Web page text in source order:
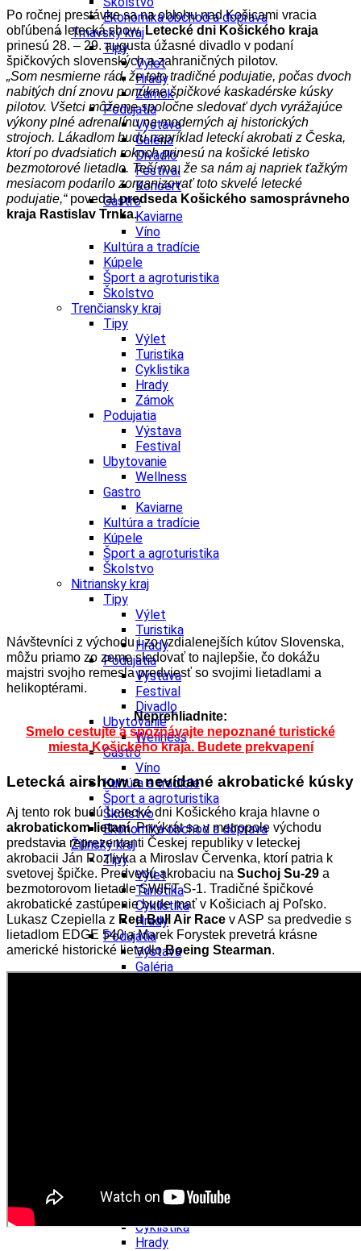
Ekonomika obchod a doprava
Trnavský kraj
Tipy
Výlet
Hrady
Zámok
Podujatia
Výstava
Galéria
Divadlo
Festival
Koncert
Gastro
Kaviarne
Víno
Kultúra a tradície
Kúpele
Šport a agroturistika
Školstvo
Trenčiansky kraj
Tipy
Výlet
Turistika
Cyklistika
Hrady
Zámok
Podujatia
Výstava
Festival
Ubytovanie
Wellness
Gastro
Kaviarne
Kultúra a tradície
Kúpele
Šport a agroturistika
Školstvo
Nitriansky kraj
Tipy
Výlet
Turistika
Hrady
Podujatia
Výstava
Festival
Divadlo
Ubytovanie
Wellness
Gastro
Víno
Kultúra a tradície
Šport a agroturistika
Školstvo
Ekonomika obchod a doprava
Žilinský kraj
Tipy
Výlet
Turistika
Cyklistika
Hrady
Podujatia
Výstava
Galéria
Výlet
Cyklistika
Hrady
Po ročnej prestávke sa na oblohu nad Košicami vracia
obľúbená letecká show. Letecké dni Košického kraja
prinesú 28. – 29. augusta úžasné divadlo v podaní
špičkových slovenských a zahraničných pilotov.
„Som nesmierne rád, že toto tradičné podujatie, počas dvoch
nabitých dní znovu ponúkne špičkové kaskadérske kúsky
pilotov. Všetci môžeme spoločne sledovať dych vyrážajúce
výkony plné adrenalínu na moderných aj historických
strojoch. Lákadlom budú napríklad leteckí akrobati z Česka,
ktorí po dvadsiatich rokoch prinesú na košické letisko
bezmotorové lietadlo. Teší ma, že sa nám aj napriek ťažkým
mesiacom podarilo zorganizovať toto skvelé letecké
podujatie,“povedalpredseda Košického samosprávneho
kraja Rastislav Trnka.
Návštevníci z východu i zo vzdialenejších kútov Slovenska,
môžu priamo zo zeme sledovať to najlepšie, čo dokážu
majstri svojho remesla predviesť so svojimi lietadlami a
helikoptérami.
Neprehliadnite:
Smelo cestujte a spoznávajte nepoznané turistické
miesta Košického kraja. Budete prekvapení
Letecká airshow a nevídané akrobatické kúsky
Aj tento rok budú Letecké dni Košického kraja hlavne o
akrobatickom lietaní. Prvýkrát sa v metropole východu
predstavia reprezentanti Českej republiky v leteckej
akrobacii Ján Rozlivka a Miroslav Červenka, ktorí patria k
svetovej špičke. Predvedú akrobaciu na Suchoj Su-29 a
bezmotorovom lietadle SWIFT S-1. Tradičné špičkové
akrobatické zastúpenie bude mať v Košiciach aj Poľsko.
Lukasz Czepiella z Red Bull Air Race v ASP sa predvedie s
lietadlom EDGE 540 a Marek Forystek prevetrá krásne
americké historické lietadloBoeing Stearman.